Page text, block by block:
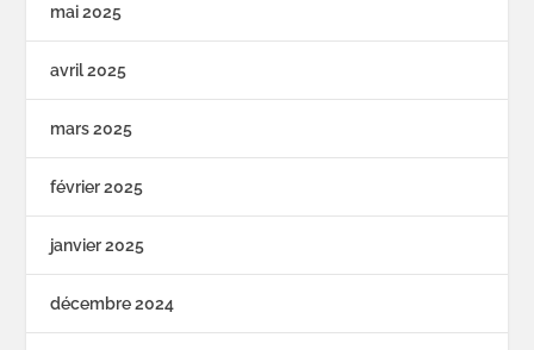
mai 2025
avril 2025
mars 2025
février 2025
janvier 2025
décembre 2024